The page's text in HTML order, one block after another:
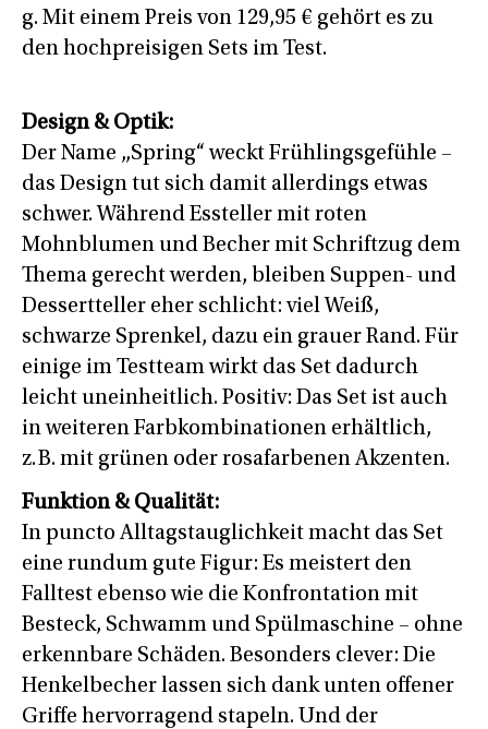
g. Mit einem Preis von 129,95 € gehört es zu
den hochpreisigen Sets im Test.
Design & Optik:
Der Name „Spring“ weckt Frühlingsgefühle –
das Design tut sich damit allerdings etwas
schwer. Während Essteller mit roten
Mohnblumen und Becher mit Schriftzug dem
Thema gerecht werden, bleiben Suppen- und
Dessertteller eher schlicht: viel Weiß,
schwarze Sprenkel, dazu ein grauer Rand. Für
einige im Testteam wirkt das Set dadurch
leicht uneinheitlich. Positiv: Das Set ist auch
in weiteren Farbkombinationen erhältlich,
z. B. mit grünen oder rosafarbenen Akzenten.
Funktion & Qualität:
In puncto Alltagstauglichkeit macht das Set
eine rundum gute Figur: Es meistert den
Falltest ebenso wie die Konfrontation mit
Besteck, Schwamm und Spülmaschine – ohne
erkennbare Schäden. Besonders clever: Die
Henkelbecher lassen sich dank unten offener
Griffe hervorragend stapeln. Und der